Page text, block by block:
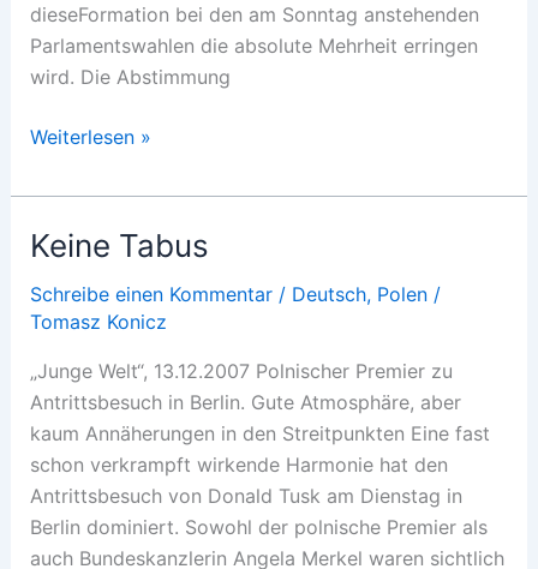
dieseFormation bei den am Sonntag anstehenden
Parlamentswahlen die absolute Mehrheit erringen
wird. Die Abstimmung
Verwelkende
Weiterlesen »
Keine Tabus
Schreibe einen Kommentar / Deutsch, Polen/
Tomasz Konicz
„Junge Welt“, 13.12.2007 Polnischer Premier zu
Antrittsbesuch in Berlin. Gute Atmosphäre, aber
kaum Annäherungen in den Streitpunkten Eine fast
schon verkrampft wirkende Harmonie hat den
Antrittsbesuch von Donald Tusk am Dienstag in
Berlin dominiert. Sowohl der polnische Premier als
auch Bundeskanzlerin Angela Merkel waren sichtlich